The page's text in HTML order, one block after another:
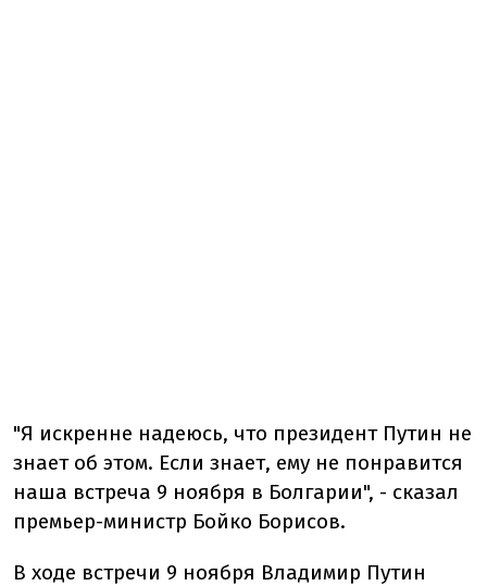
"Я искренне надеюсь, что президент Путин не
знает об этом. Если знает, ему не понравится
наша встреча 9 ноября в Болгарии", - сказал
премьер-министр Бойко Борисов.
В ходе встречи 9 ноября Владимир Путин